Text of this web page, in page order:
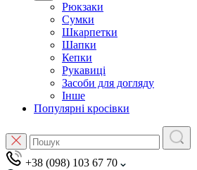
Рюкзаки
Сумки
Шкарпетки
Шапки
Кепки
Рукавиці
Засоби для догляду
Інше
Популярні кросівки
+38 (098) 103 67 70